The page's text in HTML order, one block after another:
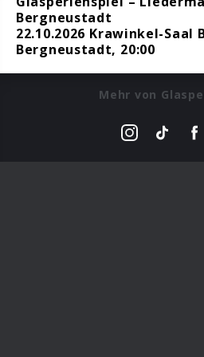
Bergneustadt
22.10.2026 Krawinkel-Saal
Bergneustadt, 20:00
Mehr von